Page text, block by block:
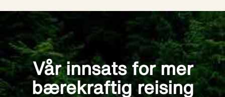
Vår innsats for mer
bærekraftig reising